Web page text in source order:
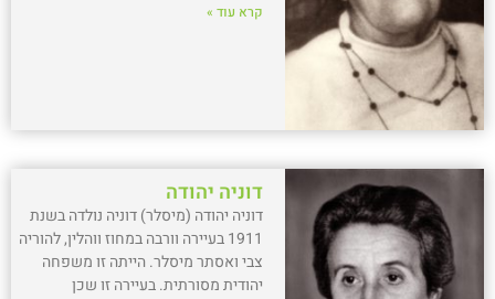
קרא עוד »
דוניה יהודה
דוניה יהודה (מיסלר) דוניה נולדה בשנת
1911 בעיירה וורבה במחוז ווהלין, להוריה
צבי ואסתר מיסלר. הייתה זו משפחה
יהודית מסורתית. בעיירה זו שכן